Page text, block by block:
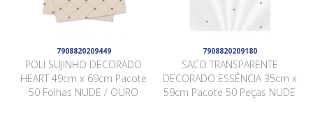
7908820209449
POLI SUJINHO DECORADO
HEART 49cm x 69cm Pacote
50 Folhas NUDE / OURO
7908820209180
SACO TRANSPARENTE
DECORADO ESSÊNCIA 35cm x
59cm Pacote 50 Peças NUDE